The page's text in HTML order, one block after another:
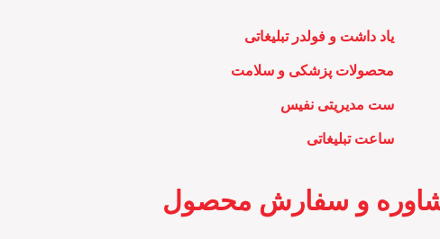
یاد داشت و فولدر تبلیغاتی
محصولات پزشکی و سلامت
ست مدیریتی نفیس
ساعت تبلیغاتی
و سفارش محصول